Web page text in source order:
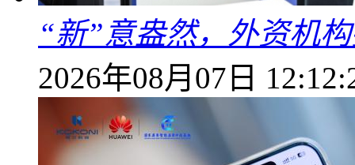
“新”意盎然，外资机
2026年08月07日